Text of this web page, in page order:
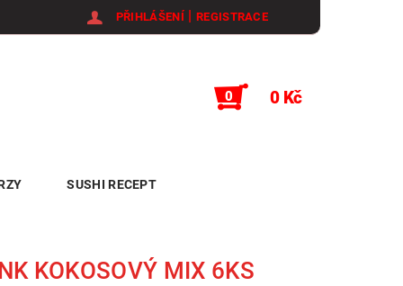
PŘIHLÁŠENÍ | REGISTRACE
0 0 Kč
SUSHI RECEPT
KOKOSOVÝ MIX 6KS